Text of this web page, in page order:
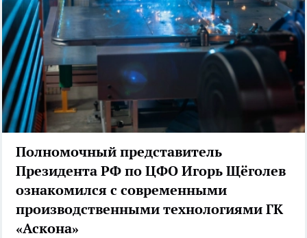
Полномочный представитель
Президента РФ по ЦФО Игорь Щёголев
ознакомился с современными
производственными технологиями ГК
«Аскона»